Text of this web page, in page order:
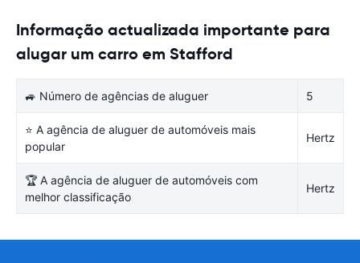
Informação actualizada importante para
alugar um carro em Stafford
🚙 Número de agências de aluguer 5
⭐ A agência de aluguer de automóveis mais
popular
Hertz
🏆 A agência de aluguer de automóveis com
melhor classificação
Hertz